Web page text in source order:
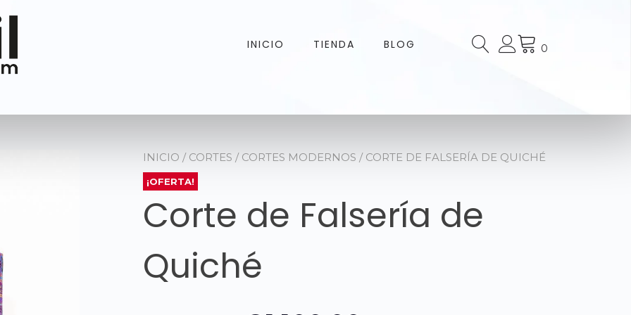
INICIO TIENDA BLOG 0
INICIO / CORTES / CORTES MODERNOS / CORTE DE FALSERÍA DE QUICHÉ
¡OFERTA!
Corte de Falsería de
Quiché